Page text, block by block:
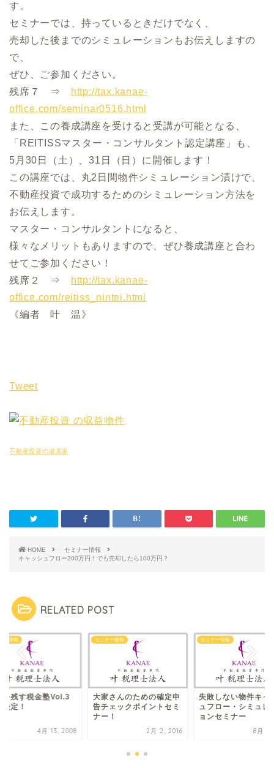
す。
セミナーでは、持っているときだけでなく、
売却した後までのシミュレーションもお伝えしますの
で、
ぜひ、ご参加ください。
残席７ ⇒
http://tax.kanae-
office.com/seminar0516.html
また、この養成講座を受けると受講が可能となる、
「REITISSマスター・コンサルタント認定講座」も、
5月30日（土）、31日（日）に開催します！
この講座では、丸2日間物件シミュレーション漬けで、
不動産投資で成功するためのシミュレーション方法を
お伝えします。
マスター・コンサルタントになると、
様々なメリットもありますので、ぜひ養成講座と合わ
せてご参加ください！
残席２ ⇒
http://tax.kanae-
office.com/reitiss_nintei.html
《編者 叶 温》
Tweet
不動産投資の健美家
HOME
セミナー情報
キャッシュフロー200万円！でも売却したら100万円？
RELATED POST
ー情報
を残す税金塾Vol.3
定！
4月 13, 2008
セミナー情報
大家さんのための確定申
告チェックポイントセミ
ナー！
2月 2, 2016
セミナー情報
失敗しない物件キャ
ュフロー・シミュレ
ョンセミナー
8月 8,